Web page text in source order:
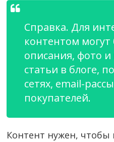
Справка. Для
контентом
описания, фото
статьи в блоге,
сетях, email-
покупателей.
Контент нужен,